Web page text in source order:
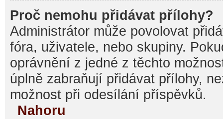
Proč nemohu přidávat přílohy?
Administrátor může povolovat
fóra, uživatele, nebo skupiny.
oprávnění z jedné z těchto
úplně zabraňují přidávat přílohy,
možnost při odesílání příspěvků.
Nahoru